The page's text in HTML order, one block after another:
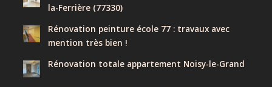
la-Ferrière (77330)
Rénovation peinture école 77 : travaux avec
mention très bien !
Rénovation totale appartement Noisy-le-Grand